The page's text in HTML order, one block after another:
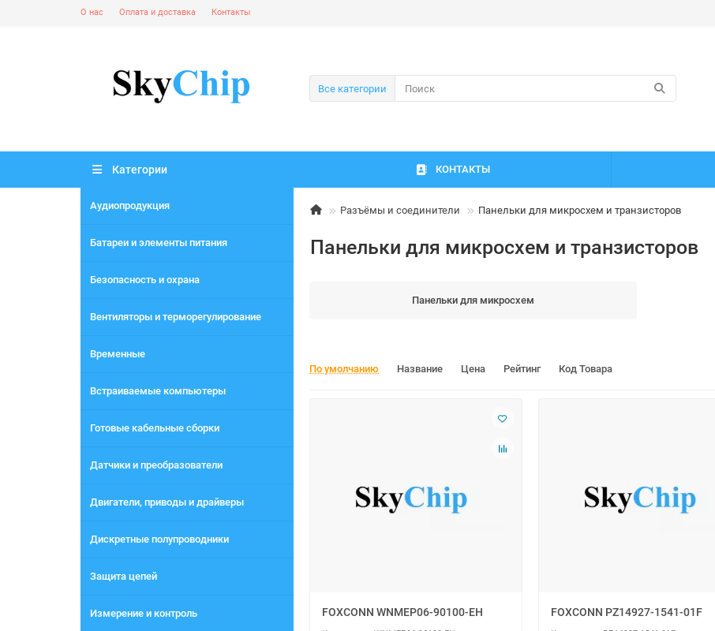
О нас Оплата и доставка Контакты
Все категории
Категории
Аудиопродукция
Батареи и элементы питания
Безопасность и охрана
Вентиляторы и терморегулирование
Временные
Встраиваемые компьютеры
Готовые кабельные сборки
Датчики и преобразователи
Двигатели, приводы и драйверы
Дискретные полупроводники
Защита цепей
Измерение и контроль
КОНТАКТЫ
Разъёмы и соединители Панельки для микросхем и транзисторов
Панельки для микросхем и транзисторов
Панельки для микросхем
По умолчанию Название Цена Рейтинг Код Товара
FOXCONN WNMEP06-90100-EH FOXCONN PZ14927-1541-01F